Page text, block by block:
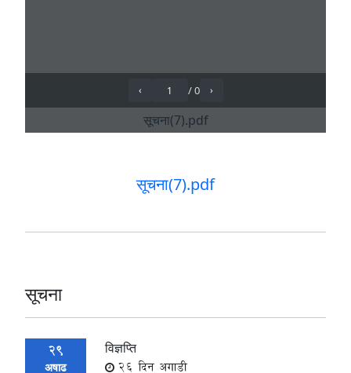
सूचना(7).pdf
सूचना
29
अषाढ
विज्ञप्ति
26 दिन अगाडी